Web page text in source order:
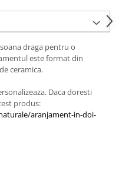
draga pentru o
este format din
ceramica.
Daca doresti
produs:
aranjament-in-doi-